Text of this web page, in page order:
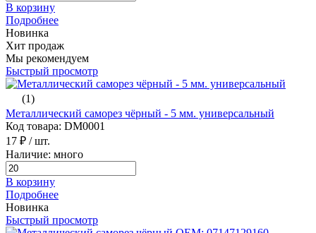
В корзину
Подробнее
Новинка
Хит продаж
Мы рекомендуем
Быстрый просмотр
(1)
Металлический саморез чёрный - 5 мм. универсальный
Код товара: DM0001
17 ₽ / шт.
Наличие: много
В корзину
Подробнее
Новинка
Быстрый просмотр